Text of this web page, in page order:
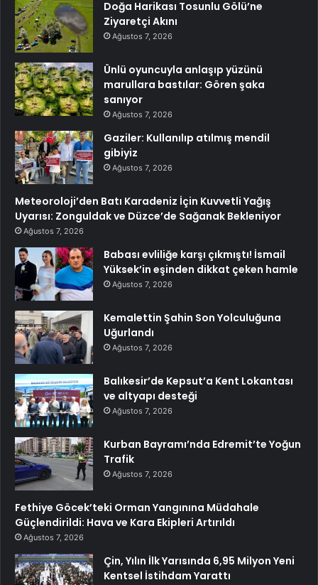
Doğa Harikası Tosunlu Gölü’ne
Ziyaretçi Akını
Ağustos 7, 2026
Ünlü oyuncuyla anlaşıp yüzünü
marullara bastılar: Gören şaka
sanıyor
Ağustos 7, 2026
Gaziler: Kullanılıp atılmış mendil
gibiyiz
Ağustos 7, 2026
Meteoroloji’den Batı Karadeniz İçin Kuvvetli Yağış
Uyarısı: Zonguldak ve Düzce’de Sağanak Bekleniyor
Ağustos 7, 2026
Babası evliliğe karşı çıkmıştı! İsmail
Yüksek’in eşinden dikkat çeken hamle
Ağustos 7, 2026
Kemalettin Şahin Son Yolculuğuna
Uğurlandı
Ağustos 7, 2026
Balıkesir’de Kepsut’a Kent Lokantası
ve altyapı desteği
Ağustos 7, 2026
Kurban Bayramı’nda Edremit’te Yoğun
Trafik
Ağustos 7, 2026
Fethiye Göcek’teki Orman Yangınına Müdahale
Güçlendirildi: Hava ve Kara Ekipleri Artırıldı
Ağustos 7, 2026
Çin, Yılın İlk Yarısında 6,95 Milyon Yeni
Kentsel İstihdam Yarattı